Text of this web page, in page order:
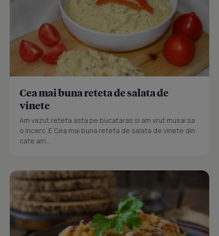
Cea mai buna reteta de salata de
vinete
Am vazut reteta asta pe bucataras si am vrut musai sa
o incerc. E Cea mai buna reteta de salata de vinete din
cate am...